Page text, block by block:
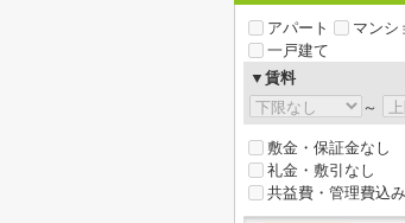
アパート
マンシ
一戸建て
▼賃料
～
敷金・保証金なし
礼金・敷引なし
共益費・管理費込み